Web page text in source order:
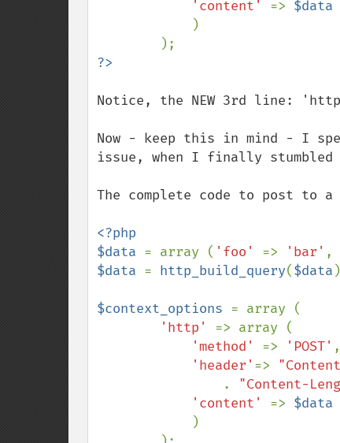
'content' => $data
)
Notice, the NEW 3rd line:
Now - keep this in mind - I
issue, when I finally stumbled
The complete code to post to
<?php
$data = array ( 'foo' => 'bar' ,
$data = http_build_query($data
$context_options = array (
'http' => array (
'method' => 'POST' ,
'header' =>
. "Content-
'content' => $data
)